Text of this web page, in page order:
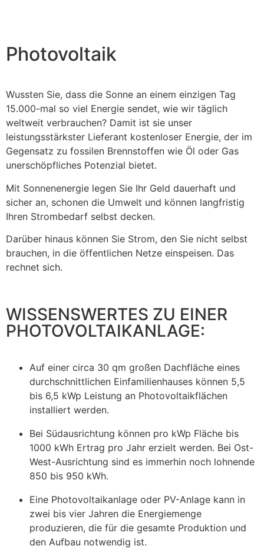
Photovoltaik
Wussten Sie, dass die Sonne an einem einzigen Tag
15.000-mal so viel Energie sendet, wie wir täglich
weltweit verbrauchen? Damit ist sie unser
leistungsstärkster Lieferant kostenloser Energie, der im
Gegensatz zu fossilen Brennstoffen wie Öl oder Gas
unerschöpfliches Potenzial bietet.
Mit Sonnenenergie legen Sie Ihr Geld dauerhaft und
sicher an, schonen die Umwelt und können langfristig
Ihren Strombedarf selbst decken.
Darüber hinaus können Sie Strom, den Sie nicht selbst
brauchen, in die öffentlichen Netze einspeisen. Das
rechnet sich.
WISSENSWERTES ZU EINER
PHOTOVOLTAIKANLAGE:
Auf einer circa 30 qm großen Dachfläche eines
durchschnittlichen Einfamilienhauses können 5,5
bis 6,5 kWp Leistung an Photovoltaikflächen
installiert werden.
Bei Südausrichtung können pro kWp Fläche bis
1000 kWh Ertrag pro Jahr erzielt werden. Bei Ost-
West-Ausrichtung sind es immerhin noch lohnende
850 bis 950 kWh.
Eine Photovoltaikanlage oder PV-Anlage kann in
zwei bis vier Jahren die Energiemenge
produzieren, die für die gesamte Produktion und
den Aufbau notwendig ist.